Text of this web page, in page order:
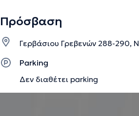
Πρόσβαση
Γερβάσιου Γρεβενών 288-290,
Parking
Δεν διαθέτει parking